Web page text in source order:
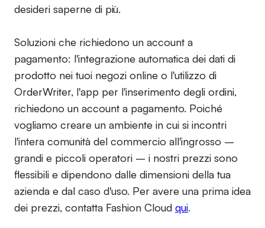
desideri saperne di più.
Soluzioni che richiedono un account a
pagamento: l'integrazione automatica dei dati di
prodotto nei tuoi negozi online o l'utilizzo di
OrderWriter, l'app per l'inserimento degli ordini,
richiedono un account a pagamento. Poiché
vogliamo creare un ambiente in cui si incontri
l'intera comunità del commercio all'ingrosso –
grandi e piccoli operatori – i nostri prezzi sono
flessibili e dipendono dalle dimensioni della tua
azienda e dal caso d'uso. Per avere una prima idea
dei prezzi, contatta Fashion Cloud qui.